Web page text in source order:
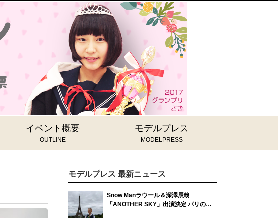
イベント概要
OUTLINE
モデルプレス
MODELPRESS
モデルプレス 最新ニュース
Snow Manラウール＆深澤辰哉
「ANOTHER SKY」出演決定 パリの所